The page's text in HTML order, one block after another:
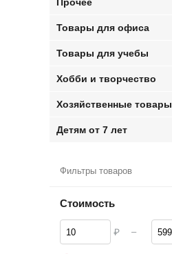
Товары для офиса
Товары для учебы
Хобби и творчество
Хозяйственные товары
Детям от 7 лет
Фильтры товаров
Стоимость
₽ –